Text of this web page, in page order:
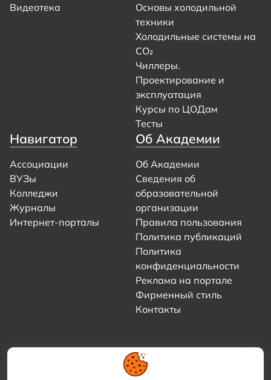
Видеотека
Основы холодильной
техники
Холодильные системы на
CO₂
Чиллеры.
Проектирование и
эксплуатация
Курсы по ЦОДам
Тесты
Навигатор
Ассоциации
ВУЗы
Колледжи
Журналы
Интернет-порталы
Об Академии
Об Академии
Сведения об
образовательной
организации
Правила пользования
Политика публикаций
Политика
конфиденциальности
Реклама на портале
Фирменный стиль
Контакты